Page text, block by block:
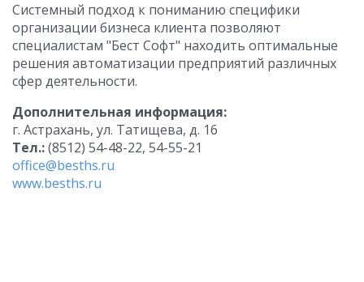
Системный подход к пониманию специфики
организации бизнеса клиента позволяют
специалистам "Бест Софт" находить оптимальные
решения автоматизации предприятий различных
сфер деятельности.
Дополнительная информация:
г. Астрахань, ул. Татищева, д. 16
Тел.:(8512) 54-48-22, 54-55-21
office@besths.ru
www.besths.ru